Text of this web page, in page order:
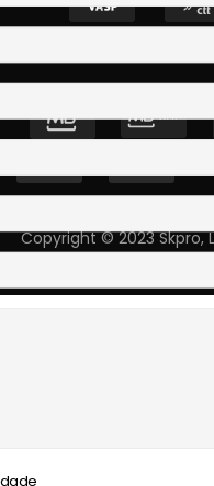
Copyright © 2023 Skpro,